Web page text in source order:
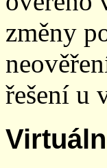
změny
řešení u